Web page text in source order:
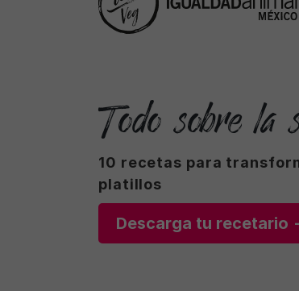
Todo sobre la
10 recetas para
platillos
Descarga tu recetario